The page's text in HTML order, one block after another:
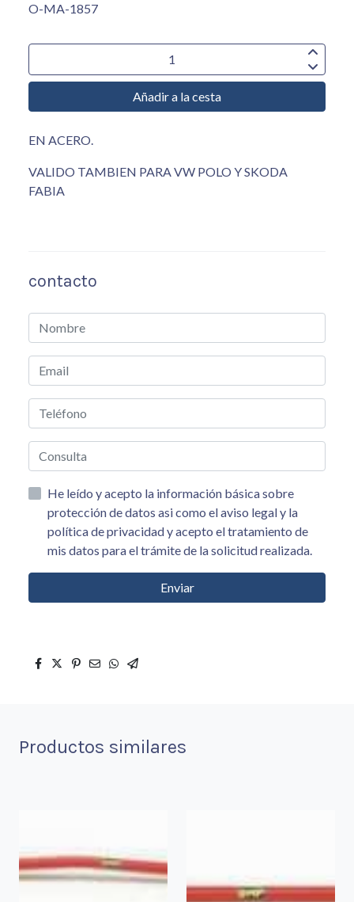
O-MA-1857
Añadir a la cesta
EN ACERO.
VALIDO TAMBIEN PARA VW POLO Y SKODA
FABIA
contacto
He leído y acepto la información básica sobre
protección de datos asi como el aviso legal y la
política de privacidad y acepto el tratamiento de
mis datos para el trámite de la solicitud realizada.
Enviar
Productos similares